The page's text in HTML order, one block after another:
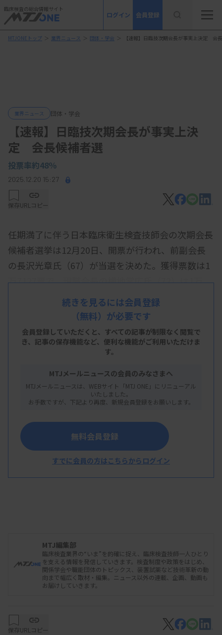
臨床検査の総合情報サイト
ログイン 会員登録
MTJONEトップ ＞ 業界ニュース ＞ 団体・学会 ＞ 【速報】日臨技次期会長が事実上決定 会
業界ニュース 団体・学会
【速報】日臨技次期会長が事実上決
定 会長候補者選
投票率約48％
2025.12.20 15:27
保存URLコピー
任期満了に伴う日本臨床衛生検査技師会の次期会長
候補者選挙は12月20日、開票が行われ、前副会長
の長沢光章氏（67）が当選を決めた。獲得票数は1
万7127票で、現職会長の横地常広氏（72）は1万
6524票で及ばなかった。わずか603票差だった。
同日午後の日臨技役員候補者選出委員会で、両候補
者の立会人出席の下、開票作業が行われた。投票率
は約48％（前回約47％）だった。委員会終了後、
長沢氏は26年6 月の総会後の理事会で次期会長に就
間。
続きを見るには会員登録
（無料）が必要です
会員登録していただくと、すべての記事が制限なく閲覧で
き、 記事の保存機能など、便利な機能がご利用いただけま
す。
MTJメールニュースの会員のみなさまへ
MTJメールニュースは、WEBサイト「MTJ ONE」にリニューアル
いたしました。
お手数ですが、下記より再度、新規会員登録をお願いします。
無料会員登録
すでに会員の方はこちらからログイン
MTJ編集部
臨床検査業界の“いま”を的確に捉え、臨床検査技師一人ひとり
を支える情報を発信していきます。検査制度や政策をはじめ、
関係学会や職能団体のトピックス、装置試薬など技術革新の動
向まで幅広く取材・編集。ニュース以外の連載、企画、動画も
お届けしていきます。
保存URLコピー